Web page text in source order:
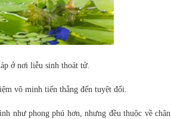
ở nơi liễu sinh thoát tử.
vô minh tiến thẳng đến tuyệt đối.
như phong phú hơn, nhưng đều thuộc về chân